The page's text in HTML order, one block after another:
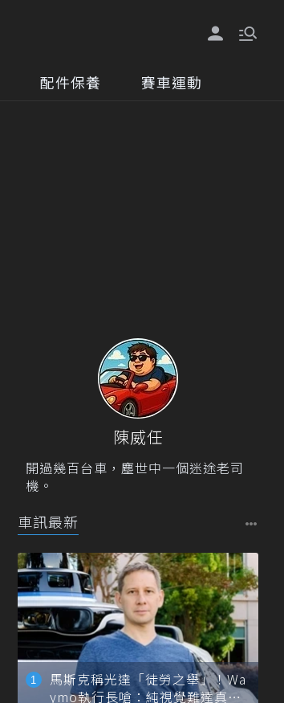
配件保養 賽車運動
陳威任
開過幾百台車，塵世中一個迷途老司
機。
車訊最新
馬斯克稱光達「徒勞之舉」！Wa
ymo執行長嗆：純視覺難達真正